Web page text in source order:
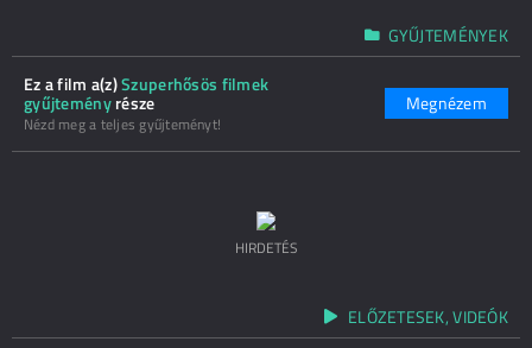
GYŰJTEMÉNYEK
Ez a film a(z)Szuperhősös filmek
gyűjteményrésze
Nézd meg a teljes gyűjteményt!
Megnézem
HIRDETÉS
ELŐZETESEK, VIDEÓK